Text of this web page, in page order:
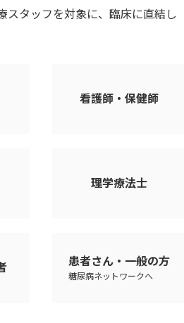
4
3
3
スタッフを対象に、臨床に直結し
看護師・保健師
理学療法士
患者さん・一般の方
糖尿病ネットワークへ